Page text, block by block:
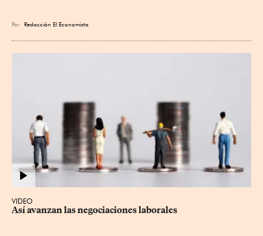
Por Redacción El Economista
VIDEO
Así avanzan las negociaciones laborales